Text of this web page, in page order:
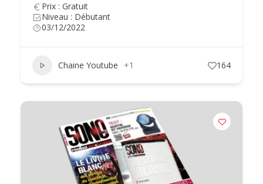
Prix : Gratuit
Niveau : Débutant
03/12/2022
Chaine Youtube +1 164